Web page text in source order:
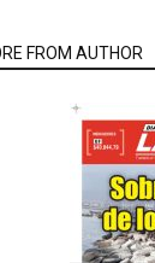
FROM AUTHOR